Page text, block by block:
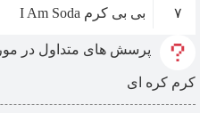
۷ بی بی کرم I Am Soda
پرسش های متداول در
کرم کره ای